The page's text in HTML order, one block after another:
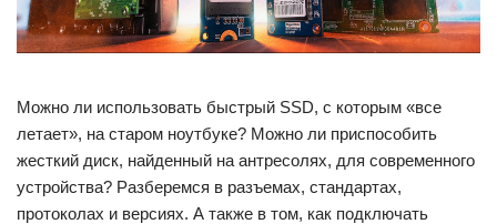
Можно ли использовать быстрый SSD, с которым «все
летает», на старом ноутбуке? Можно ли приспособить
жесткий диск, найденный на антресолях, для современного
устройства? Разберемся в разъемах, стандартах,
протоколах и версиях. А также в том, как подключать